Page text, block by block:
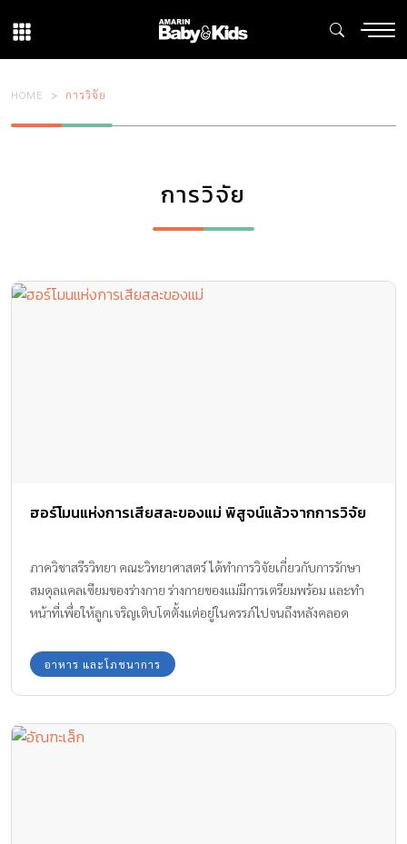
HOME การวิจัย
การวิจัย
ฮอร์โมนแห่งการเสียสละของแม่ พิสูจน์แล้วจากการวิจัย
ภาควิชาสรีรวิทยา คณะวิทยาศาสตร์ ได้ทำการวิจัยเกี่ยวกับการรักษา
สมดุลแคลเซียมของร่างกาย ร่างกายของแม่มีการเตรียมพร้อม และทำ
หน้าที่เพื่อให้ลูกเจริญเติบโตตั้งแต่อยู่ในครรภ์ไปจนถึงหลังคลอด
เฉพาะช่วงก่อนคลอด
อาหาร และโภชนาการ